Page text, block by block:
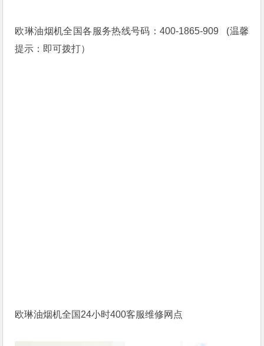
欧琳油烟机全国各服务热线号码：400-1865-909 (温馨
提示：即可拨打）
欧琳油烟机全国24小时400客服维修网点